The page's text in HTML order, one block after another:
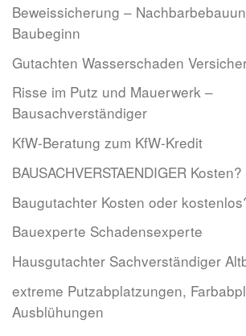
Beweissicherung –
Baubeginn
Gutachten Wasserschaden
Risse im Putz und Mauerwerk –
Bausachverständiger
KfW-Beratung zum KfW-Kredit
BAUSACHVERSTAENDIGER Kosten?
Baugutachter Kosten oder
Bauexperte Schadensexperte
Hausgutachter Sachverständiger
extreme Putzabplatzungen,
Ausblühungen